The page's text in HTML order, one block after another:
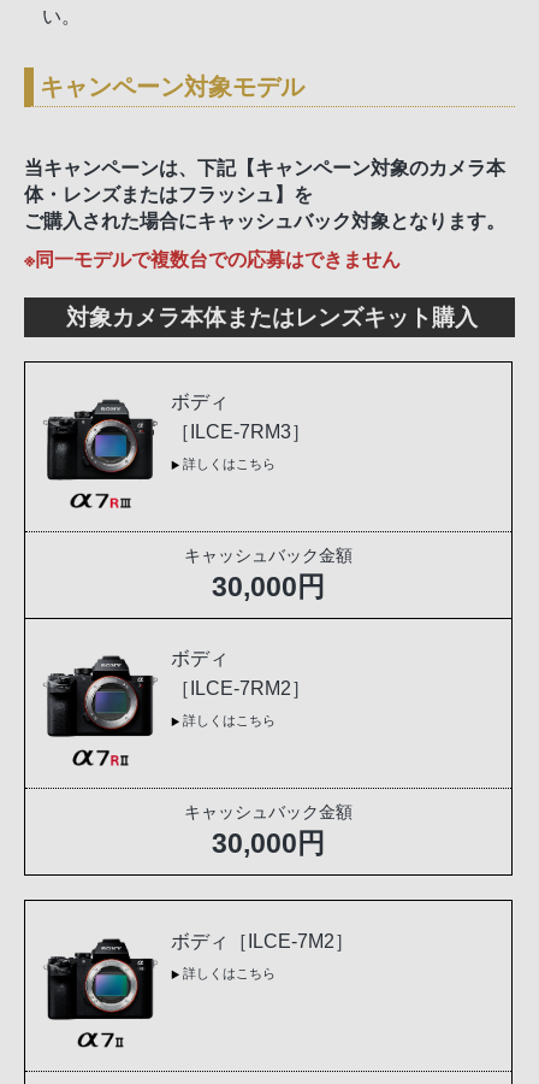
い。
キャンペーン対象モデル
当キャンペーンは、下記【キャンペーン対象のカメラ本
体・レンズまたはフラッシュ】を
ご購入された場合にキャッシュバック対象となります。
※同一モデルで複数台での応募はできません
対象カメラ本体またはレンズキット購入
ボディ
［ILCE-7RM3］
詳しくはこちら
キャッシュバック金額
30,000円
ボディ
［ILCE-7RM2］
詳しくはこちら
キャッシュバック金額
30,000円
ボディ［ILCE-7M2］
詳しくはこちら